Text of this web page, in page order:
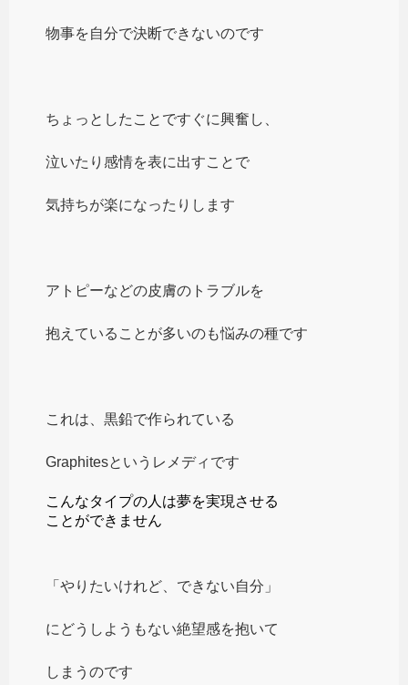
物事を自分で決断できないのです
ちょっとしたことですぐに興奮し、
泣いたり感情を表に出すことで
気持ちが楽になったりします
アトピーなどの皮膚のトラブルを
抱えていることが多いのも悩みの種です
これは、黒鉛で作られている
Graphitesというレメディです
こんなタイプの人は夢を実現させる
ことができません
「やりたいけれど、できない自分」
にどうしようもない絶望感を抱いて
しまうのです